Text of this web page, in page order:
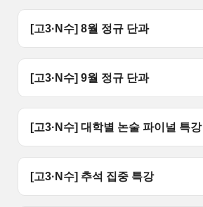
[고3·N수] 8월 정규 단과
[고3·N수] 9월 정규 단과
[고3·N수] 대학별 논술 파이널 특강
[고3·N수] 추석 집중 특강